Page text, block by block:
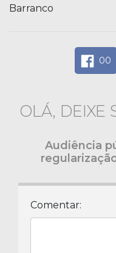
Barranco
00
OLÁ, DEIXE
Audiência
Comentar: